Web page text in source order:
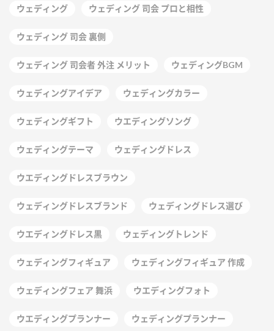
ウェディング ウェディング 司会 プロと相性
ウェディング 司会 裏側
ウェディング 司会者 外注 メリット ウェディングBGM
ウェディングアイデア ウェディングカラー
ウェディングギフト ウエディングソング
ウェディングテーマ ウェディングドレス
ウエディングドレスブラウン
ウェディングドレスブランド ウェディングドレス選び
ウエディングドレス黒 ウェディングトレンド
ウェディングフィギュア ウェディングフィギュア 作成
ウェディングフェア 舞浜 ウエディングフォト
ウエディングプランナー ウェディングプランナー